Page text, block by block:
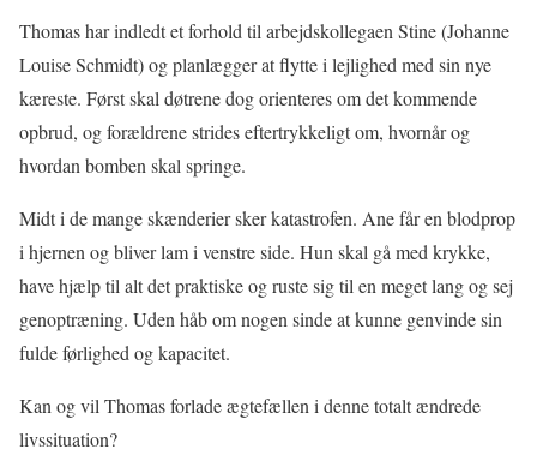
Thomas har indledt et forhold til arbejdskollegaen Stine (Johanne
Louise Schmidt) og planlægger at flytte i lejlighed med sin nye
kæreste. Først skal døtrene dog orienteres om det kommende
opbrud, og forældrene strides eftertrykkeligt om, hvornår og
hvordan bomben skal springe.
Midt i de mange skænderier sker katastrofen. Ane får en blodprop
i hjernen og bliver lam i venstre side. Hun skal gå med krykke,
have hjælp til alt det praktiske og ruste sig til en meget lang og sej
genoptræning. Uden håb om nogen sinde at kunne genvinde sin
fulde førlighed og kapacitet.
Kan og vil Thomas forlade ægtefællen i denne totalt ændrede
livssituation?